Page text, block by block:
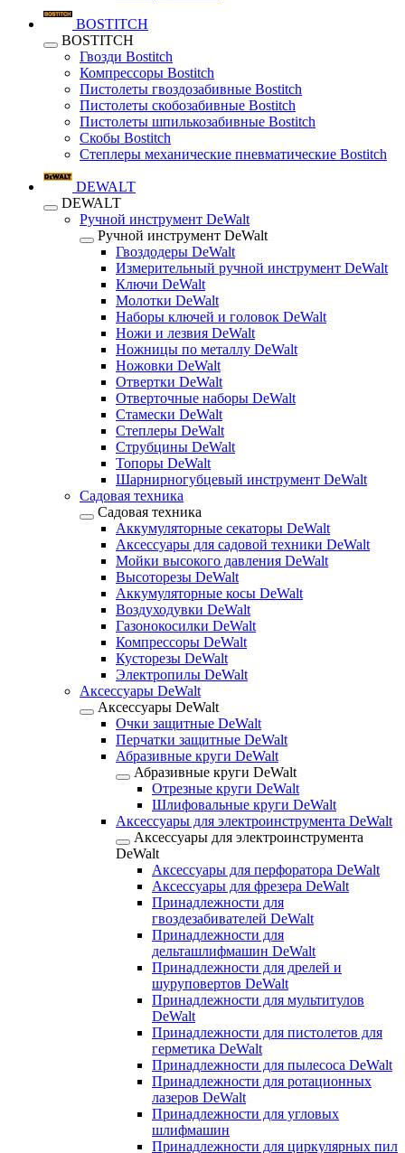
BOSTITCH
BOSTITCH
Гвозди Bostitch
Компрессоры Bostitch
Пистолеты гвоздозабивные Bostitch
Пистолеты скобозабивные Bostitch
Пистолеты шпилькозабивные Bostitch
Скобы Bostitch
Степлеры механические пневматические Bostitch
DEWALT
DEWALT
Ручной инструмент DeWalt
Ручной инструмент DeWalt
Гвоздодеры DeWalt
Измерительный ручной инструмент DeWalt
Ключи DeWalt
Молотки DeWalt
Наборы ключей и головок DeWalt
Ножи и лезвия DeWalt
Ножницы по металлу DeWalt
Ножовки DeWalt
Отвертки DeWalt
Отверточные наборы DeWalt
Стамески DeWalt
Степлеры DeWalt
Струбцины DeWalt
Топоры DeWalt
Шарнирногубцевый инструмент DeWalt
Садовая техника
Садовая техника
Аккумуляторные секаторы DeWalt
Аксессуары для садовой техники DeWalt
Мойки высокого давления DeWalt
Высоторезы DeWalt
Аккумуляторные косы DeWalt
Воздуходувки DeWalt
Газонокосилки DeWalt
Компрессоры DeWalt
Кусторезы DeWalt
Электропилы DeWalt
Аксессуары DeWalt
Аксессуары DeWalt
Очки защитные DeWalt
Перчатки защитные DeWalt
Абразивные круги DeWalt
Абразивные круги DeWalt
Отрезные круги DeWalt
Шлифовальные круги DeWalt
Аксессуары для электроинструмента DeWalt
Аксессуары для электроинструмента
DeWalt
Аксессуары для перфоратора DeWalt
Аксессуары для фрезера DeWalt
Принадлежности для
гвоздезабивателей DeWalt
Принадлежности для
дельташлифмашин DeWalt
Принадлежности для дрелей и
шуруповертов DeWalt
Принадлежности для мультитулов
DeWalt
Принадлежности для пистолетов для
герметика DeWalt
Принадлежности для пылесоса DeWalt
Принадлежности для ротационных
лазеров DeWalt
Принадлежности для угловых
шлифмашин
Принадлежности для циркулярных пил